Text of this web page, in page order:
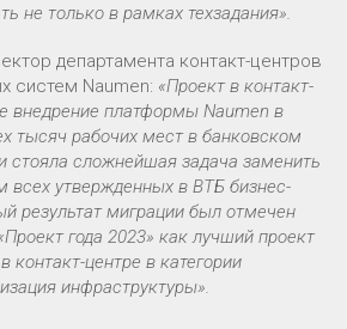
не только в рамках техзадания».
департамента контакт-центров
систем Naumen: «Проект в контакт-
внедрение платформы Naumen в
тысяч рабочих мест в банковском
стояла сложнейшая задача заменить
всех утвержденных в ВТБ бизнес-
результат миграции был отмечен
года 2023» как лучший проект
центре в категории
инфраструктуры».